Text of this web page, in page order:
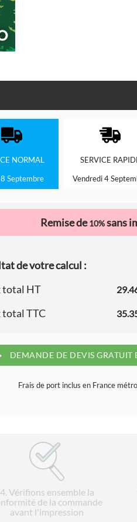
NORMAL
Septembre
SERVICE
Vendredi 4
Remise de10%sans
de votre calcul :
total HT
total TTC
DEMANDE DE DEVIS GRATUIT
Frais de port inclus en France
4. Vérifions ensemble la
de la commande
avant l'impression